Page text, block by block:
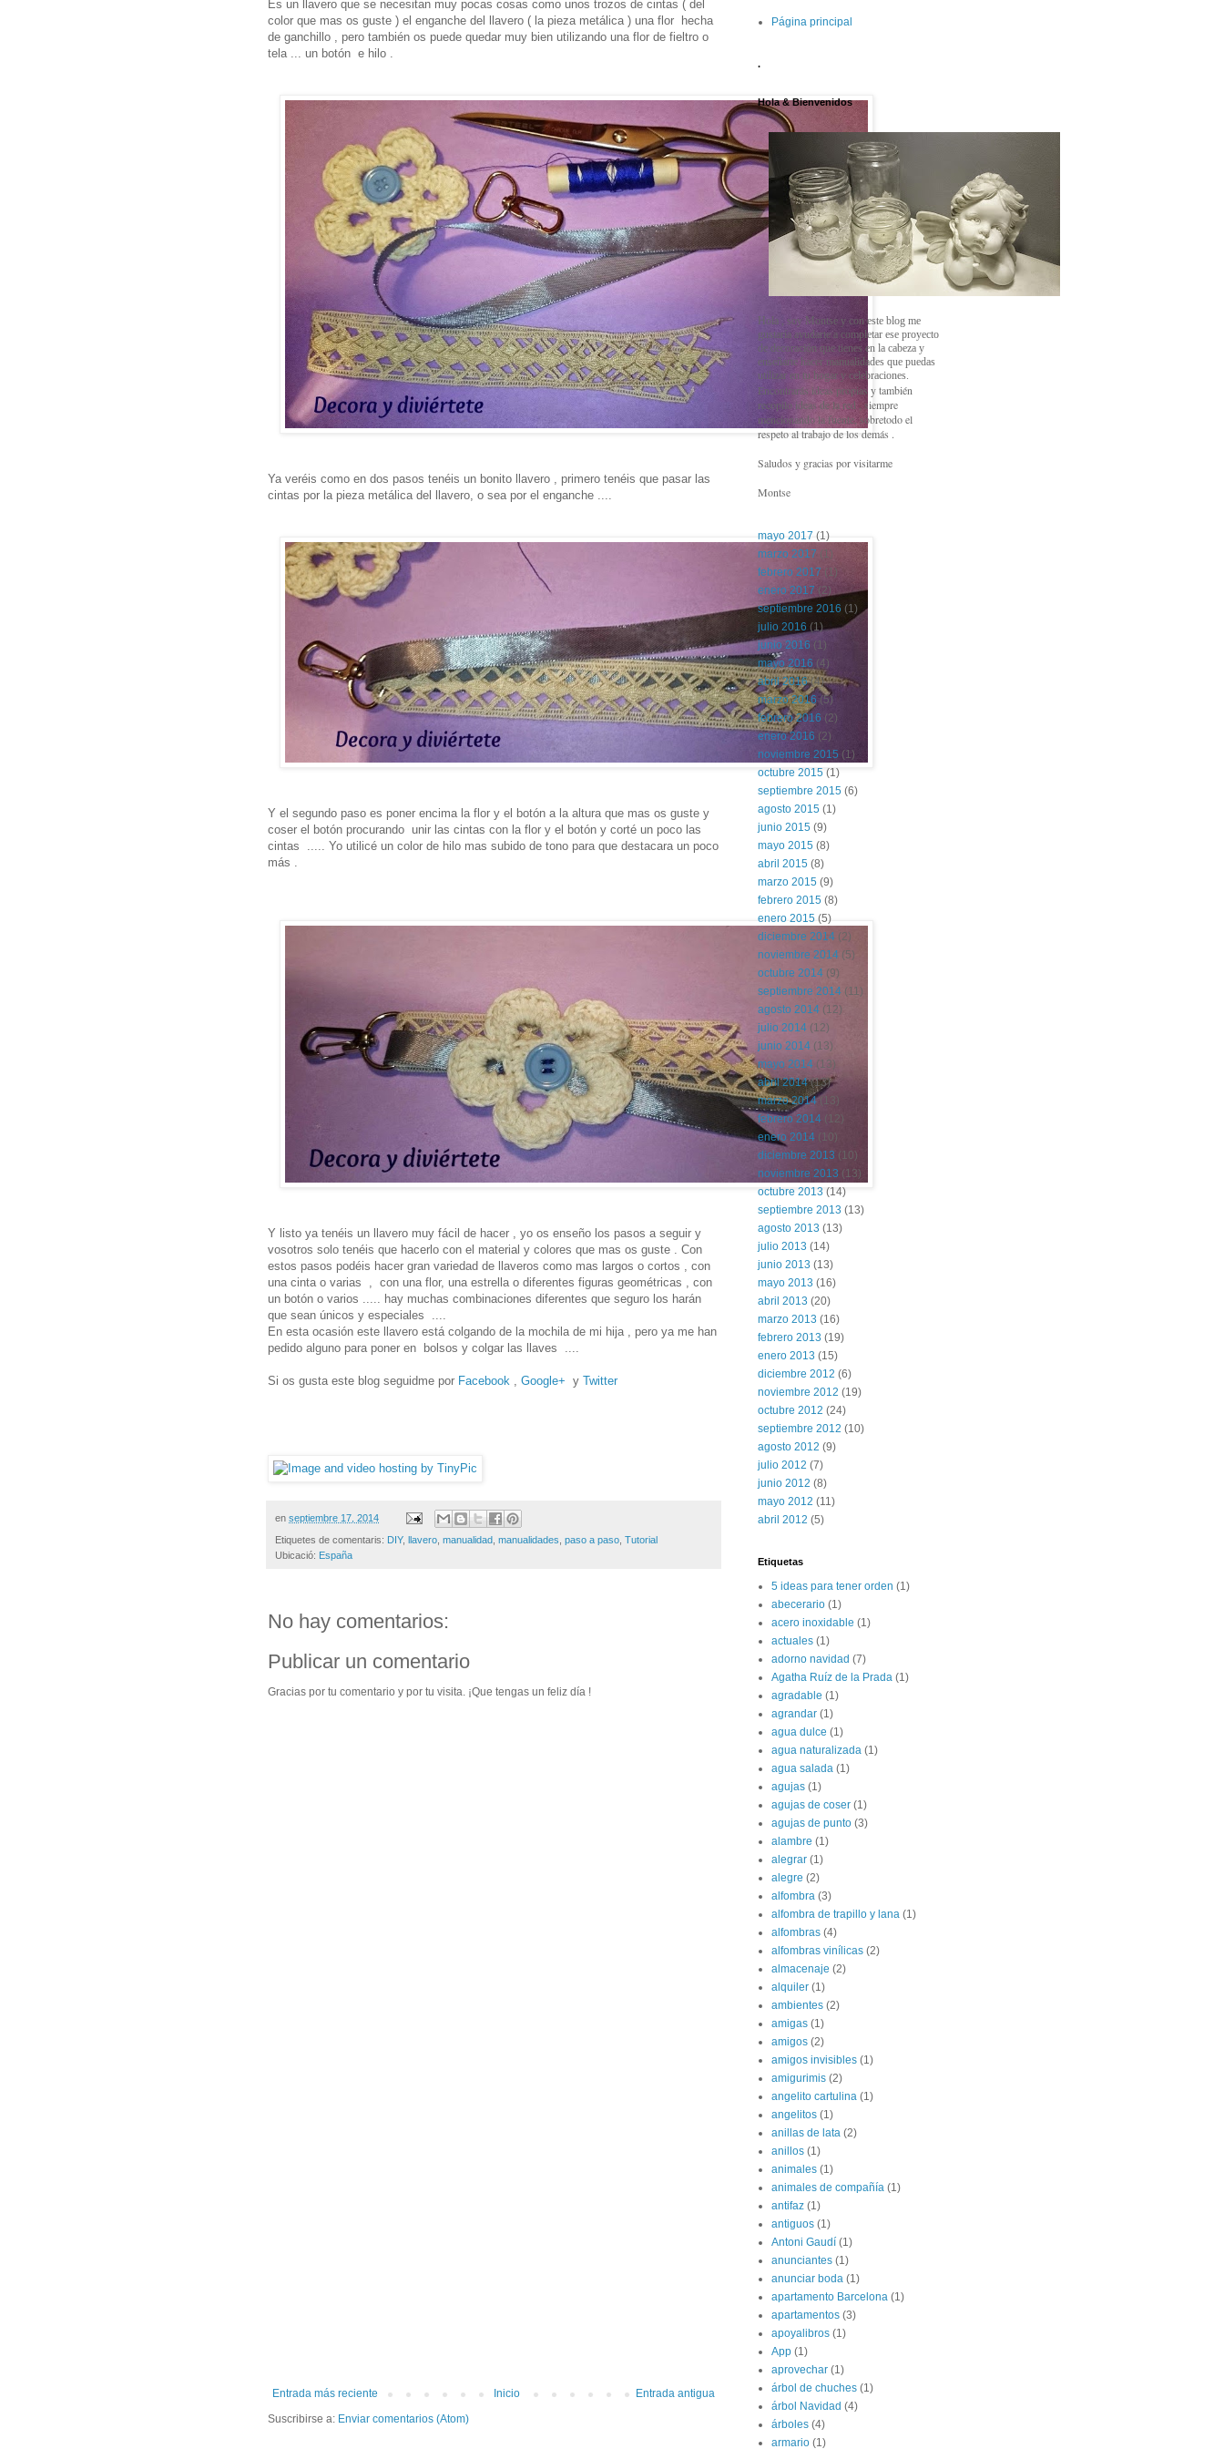
Es un llavero que se necesitan muy pocas cosas como unos trozos de cintas ( del
color que mas os guste ) el enganche del llavero ( la pieza metálica ) una flor hecha
de ganchillo , pero también os puede quedar muy bien utilizando una flor de fieltro o
tela ... un botón e hilo .
Ya veréis como en dos pasos tenéis un bonito llavero , primero tenéis que pasar las
cintas por la pieza metálica del llavero, o sea por el enganche ....
Y el segundo paso es poner encima la flor y el botón a la altura que mas os guste y
coser el botón procurando unir las cintas con la flor y el botón y corté un poco las
cintas ..... Yo utilicé un color de hilo mas subido de tono para que destacara un poco
más .
Y listo ya tenéis un llavero muy fácil de hacer , yo os enseño los pasos a seguir y
vosotros solo tenéis que hacerlo con el material y colores que mas os guste . Con
estos pasos podéis hacer gran variedad de llaveros como mas largos o cortos , con
una cinta o varias , con una flor, una estrella o diferentes figuras geométricas , con
un botón o varios ..... hay muchas combinaciones diferentes que seguro los harán
que sean únicos y especiales ....
En esta ocasión este llavero está colgando de la mochila de mi hija , pero ya me han
pedido alguno para poner en bolsos y colgar las llaves ....
Si os gusta este blog seguidme por Facebook Google+ y Twitter
en septiembre 17, 2014
Etiquetes de comentaris: DIY, llavero manualidad manualidades paso a paso Tutorial
Ubicació: España
No hay comentarios:
Publicar un comentario
Gracias por tu comentario y por tu visita. ¡Que tengas un feliz día !
Entrada más reciente Entrada antigua
Inicio
Suscribirse a: Enviar comentarios (Atom)
Página principal
.
Hola & Bienvenidos
Hola , soy Montse y con este blog me
gustaría ayudarte a completar ese proyecto
de decoración que tienes en la cabeza y
enseñarte hacer manualidades que puedas
utilizar en tu hogar y celebraciones.
Encontrarás ideas propias y también
recopilo ideas de la red , siempre
mencionando la fuente, sobretodo el
respeto al trabajo de los demás .
Saludos y gracias por visitarme
Montse
mayo 2017 (1)
marzo 2017 (1)
febrero 2017 (1)
enero 2017 (2)
septiembre 2016 (1)
julio 2016 (1)
junio 2016 (1)
mayo 2016 (4)
abril 2016(4)
marzo 2016 (5)
febrero 2016 (2)
enero 2016 (2)
noviembre 2015 (1)
octubre 2015 (1)
septiembre 2015 (6)
agosto 2015 (1)
junio 2015 (9)
mayo 2015 (8)
abril 2015 (8)
marzo 2015 (9)
febrero 2015 (8)
enero 2015 (5)
diciembre 2014 (2)
noviembre 2014 (5)
octubre 2014 (9)
septiembre 2014 (11)
agosto 2014 (12)
julio 2014 (12)
junio 2014 (13)
mayo 2014 (13)
abril 2014(13)
marzo 2014(13)
febrero 2014 (12)
enero 2014 (10)
diciembre 2013 (10)
noviembre 2013 (13)
octubre 2013 (14)
septiembre 2013 (13)
agosto 2013 (13)
julio 2013 (14)
junio 2013 (13)
mayo 2013 (16)
abril 2013 (20)
marzo 2013 (16)
febrero 2013 (19)
enero 2013 (15)
diciembre 2012 (6)
noviembre 2012 (19)
octubre 2012 (24)
septiembre 2012 (10)
agosto 2012 (9)
julio 2012 (7)
junio 2012 (8)
mayo 2012 (11)
abril 2012 (5)
Etiquetas
5 ideas para tener orden (1)
abecerario (1)
acero inoxidable (1)
actuales (1)
adorno navidad (7)
Agatha Ruíz de la Prada (1)
agradable (1)
agrandar (1)
agua dulce (1)
agua naturalizada (1)
agua salada (1)
agujas (1)
agujas de coser (1)
agujas de punto (3)
alambre (1)
alegrar (1)
alegre (2)
alfombra (3)
alfombra de trapillo y lana (1)
alfombras (4)
alfombras vinílicas (2)
almacenaje (2)
alquiler (1)
ambientes (2)
amigas (1)
amigos (2)
amigos invisibles (1)
amigurimis (2)
angelito cartulina (1)
angelitos (1)
anillas de lata (2)
anillos (1)
animales (1)
animales de compañía (1)
antifaz (1)
antiguos (1)
Antoni Gaudí (1)
anunciantes (1)
anunciar boda (1)
apartamento Barcelona (1)
apartamentos (3)
apoyalibros (1)
App (1)
aprovechar (1)
árbol de chuches (1)
árbol Navidad (4)
árboles (4)
armario (1)